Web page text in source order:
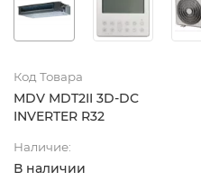
Код Товара
MDV MDT2II 3D-DC
INVERTER R32
Наличие:
В наличии